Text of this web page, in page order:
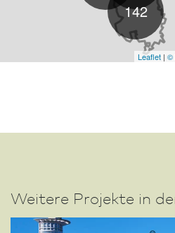
142
Leaflet | ©
Weitere Projekte in